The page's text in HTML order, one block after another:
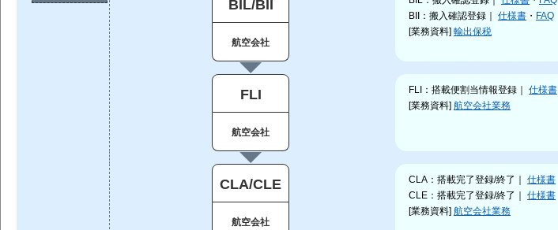
BII：搬入確認登録｜ 仕様書 ・ FAQ
[業務資料]輸出保税
航空会社
FLI FLI：搭載便割当情報登録｜ 仕様書
[業務資料]航空会社業務
航空会社
CLA/CLE CLA：搭載完了登録/終了｜ 仕様書
CLE：搭載完了登録/終了｜ 仕様書
[業務資料]航空会社業務
航空会社